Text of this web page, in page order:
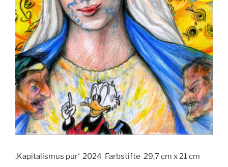
‚Kapitalismus pur‘ 2024 Farbstifte 29,7 cm x 21 cm